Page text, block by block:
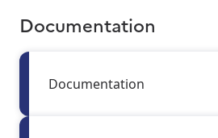
Documentation
Documentation